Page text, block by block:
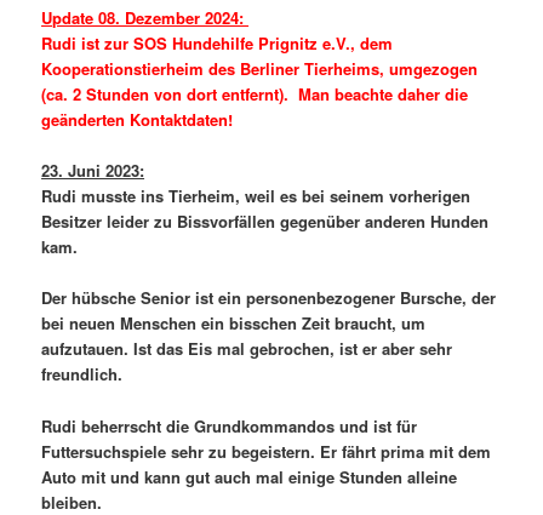
Update 08. Dezember 2024:
Rudi ist zur SOS Hundehilfe Prignitz e.V., dem
Kooperationstierheim des Berliner Tierheims, umgezogen
(ca. 2 Stunden von dort entfernt). Man beachte daher die
geänderten Kontaktdaten!
23. Juni 2023:
Rudi musste ins Tierheim, weil es bei seinem vorherigen
Besitzer leider zu Bissvorfällen gegenüber anderen Hunden
kam.
Der hübsche Senior ist ein personenbezogener Bursche, der
bei neuen Menschen ein bisschen Zeit braucht, um
aufzutauen. Ist das Eis mal gebrochen, ist er aber sehr
freundlich.
Rudi beherrscht die Grundkommandos und ist für
Futtersuchspiele sehr zu begeistern. Er fährt prima mit dem
Auto mit und kann gut auch mal einige Stunden alleine
bleiben.